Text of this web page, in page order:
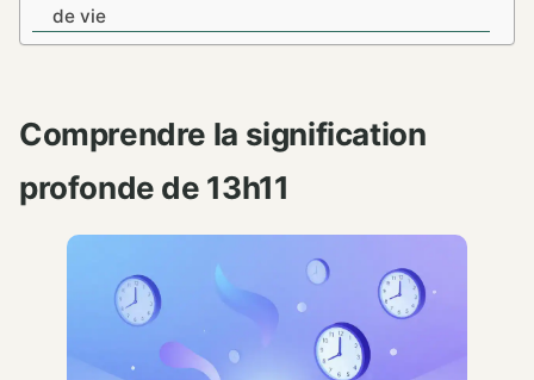
de vie
Comprendre la signification
profonde de 13h11